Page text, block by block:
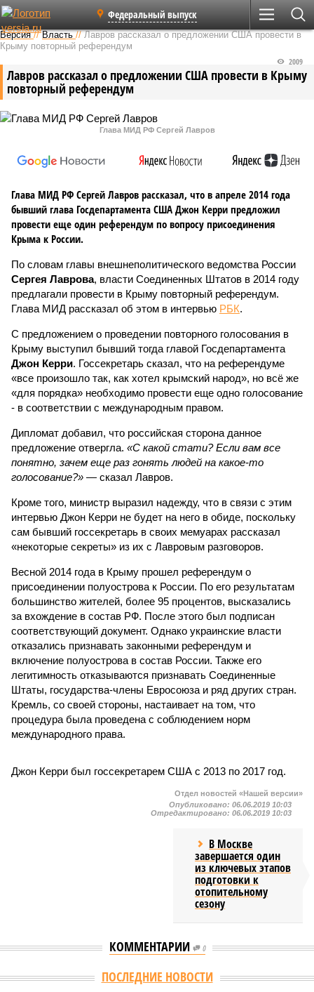
Федеральный выпуск
Версия //Власть //Лавров рассказал о предложении США провести в
Крыму повторный референдум
Лавров рассказал о предложении США провести в Крыму
повторный референдум
2009
Глава МИД РФ Сергей Лавров
Глава МИД РФ Сергей Лавров рассказал, что в апреле 2014 года
бывший глава Госдепартамента США Джон Керри предложил
провести еще один референдум по вопросу присоединения
Крыма к России.
По словам главы внешнеполитического ведомства России
Сергея Лаврова, власти Соединенных Штатов в 2014 году
предлагали провести в Крыму повторный референдум.
Глава МИД рассказал об этом в интервью РБК.
С предложением о проведении повторного голосования в
Крыму выступил бывший тогда главой Госдепартамента
Джон Керри. Госсекретарь сказал, что на референдуме
«все произошло так, как хотел крымский народ», но всё же
«для порядка» необходимо провести еще одно голосование
- в соответствии с международным правом.
Дипломат добавил, что российская сторона данное
предложение отвергла. «С какой стати? Если вам все
понятно, зачем еще раз гонять людей на какое-то
голосование?» — сказал Лавров.
Кроме того, министр выразил надежду, что в связи с этим
интервью Джон Керри не будет на него в обиде, поскольку
сам бывший госсекретарь в своих мемуарах рассказал
«некоторые секреты» из их с Лавровым разговоров.
Весной 2014 года в Крыму прошел референдум о
присоединении полуострова к России. По его результатам
большинство жителей, более 95 процентов, высказались
за вхождение в состав РФ. После этого был подписан
соответствующий документ. Однако украинские власти
отказались признавать законными референдум и
включение полуострова в состав России. Также его
легитимность отказываются признавать Соединенные
Штаты, государства-члены Евросоюза и ряд других стран.
Кремль, со своей стороны, настаивает на том, что
процедура была проведена с соблюдением норм
международного права.
Джон Керри был госсекретарем США с 2013 по 2017 год.
Отдел новостей «Нашей версии»
Опубликовано: 06.06.2019 10:03
Отредактировано: 06.06.2019 10:03
В Москве
завершается один
из ключевых этапов
подготовки к
отопительному
сезону
КОММЕНТАРИИ 0
ПОСЛЕДНИЕ НОВОСТИ